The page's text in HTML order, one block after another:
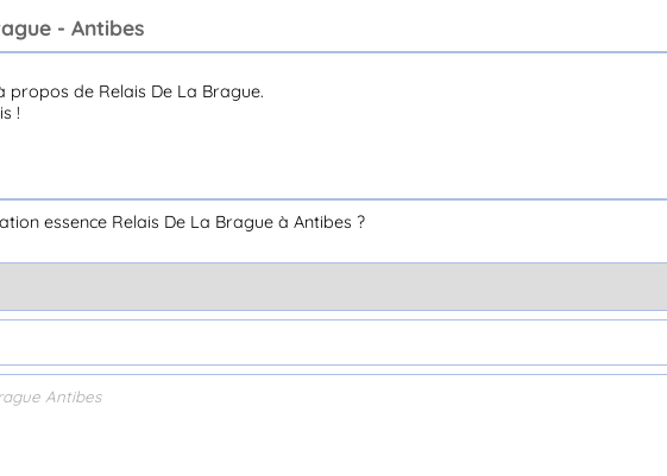
- Antibes
propos de Relais De La Brague.
!
essence Relais De La Brague à Antibes ?